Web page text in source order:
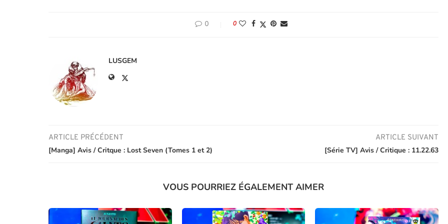
0 0
LUSGEM
ARTICLE PRÉCÉDENT
[Manga] Avis / Critque : Lost Seven (Tomes 1 et 2)
ARTICLE SUIVANT
[Série TV] Avis / Critique : 11.22.63
VOUS POURRIEZ ÉGALEMENT AIMER